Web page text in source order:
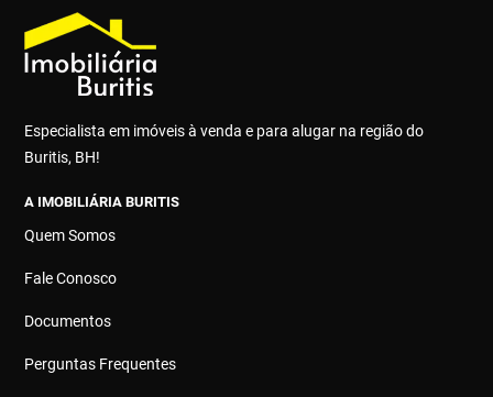
Especialista em imóveis à venda e para alugar na região do
Buritis, BH!
A IMOBILIÁRIA BURITIS
Quem Somos
Fale Conosco
Documentos
Perguntas Frequentes